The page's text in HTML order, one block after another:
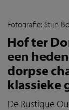
Fotografie: Stijn
Hof ter
een
dorpse
klassieke
De Rustique